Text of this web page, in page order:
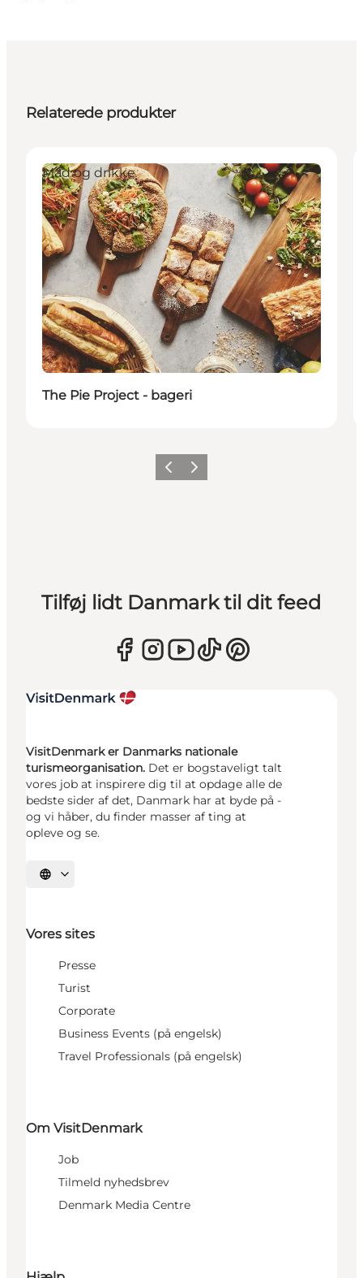
Relaterede produkter
Mad og drikke
The Pie Project - bageri
ForrigeNæste
Tilføj lidt Danmark til dit feed
VisitDenmark er Danmarks nationale
turismeorganisation. Det er bogstaveligt talt
vores job at inspirere dig til at opdage alle de
bedste sider af det, Danmark har at byde på -
og vi håber, du finder masser af ting at
opleve og se.
Vælg sprog
Vores sites
Presse
Turist
Corporate
Business Events (på engelsk)
Travel Professionals (på engelsk)
Om VisitDenmark
Job
Tilmeld nyhedsbrev
Denmark Media Centre